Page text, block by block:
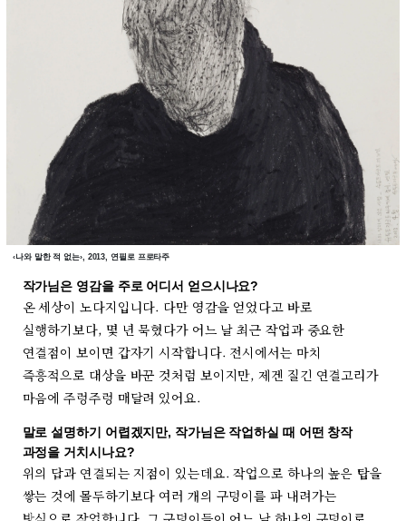
‹나와 말한 적 없는›, 2013, 연필로 프로타주
작가님은 영감을 주로 어디서 얻으시나요?
온 세상이 노다지입니다. 다만 영감을 얻었다고 바로
실행하기보다, 몇 년 묵혔다가 어느 날 최근 작업과 중요한
연결점이 보이면 갑자기 시작합니다. 전시에서는 마치
즉흥적으로 대상을 바꾼 것처럼 보이지만, 제겐 질긴 연결고리가
마음에 주렁주렁 매달려 있어요.
말로 설명하기 어렵겠지만, 작가님은 작업하실 때 어떤 창작
과정을 거치시나요?
위의 답과 연결되는 지점이 있는데요. 작업으로 하나의 높은 탑을
쌓는 것에 몰두하기보다 여러 개의 구덩이를 파 내려가는